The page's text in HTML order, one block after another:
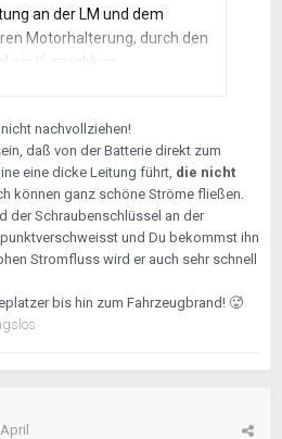
an der LM und dem
Motorhalterung, durch den
ein Kurzschluss.
nachvollziehen!
daß von der Batterie direkt zum
eine dicke Leitung führt, die nicht
können ganz schöne Ströme fließen.
der Schraubenschlüssel an der
und Du bekommst ihn
Stromfluss wird er auch sehr schnell
bis hin zum Fahrzeugbrand! 🥵